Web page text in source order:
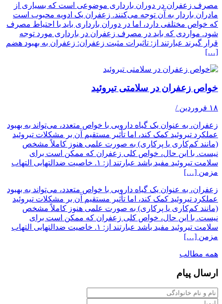
مصرف زعفران در دوران بارداری موضوعی است که بسیاری از
مادران باردار به آن توجه می‌کنند. زعفران یک ادویه محبوب است
که خواص مختلفی دارد، اما در دوران بارداری باید با احتیاط مصرف
شود. مواردی که باید در مصرف زعفران در بارداری مورد توجه
قرار گیرند عبارتند از: تاثیرات مثبت زعفران: زعفران به بهبود هضم
[…]
خواص زعفران در سلامتی تیروئید
۱۸ فروردین /
زعفران، به عنوان یک گیاه دارویی با خواص متعدد، می‌تواند به بهبود
عملکرد تیروئید کمک کند، اما تأثیر مستقیم آن بر مشکلات تیروئید
(مانند کم‌کاری یا پرکاری) به صورت علمی هنوز کاملاً مشخص
نیست. با این حال، خواص کلی زعفران که ممکن است برای
سلامت تیروئید مفید باشد عبارتند از: ۱. خاصیت ضدالتهابی التهاب
مزمن […]
زعفران، به عنوان یک گیاه دارویی با خواص متعدد، می‌تواند به بهبود
عملکرد تیروئید کمک کند، اما تأثیر مستقیم آن بر مشکلات تیروئید
(مانند کم‌کاری یا پرکاری) به صورت علمی هنوز کاملاً مشخص
نیست. با این حال، خواص کلی زعفران که ممکن است برای
سلامت تیروئید مفید باشد عبارتند از: ۱. خاصیت ضدالتهابی التهاب
مزمن […]
همه مطالب
ارسال پیام